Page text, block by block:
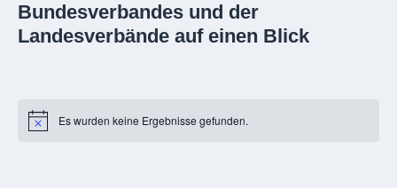
Bundesverbandes und der
Landesverbände auf einen Blick
Notice Es wurden keine Ergebnisse gefunden.